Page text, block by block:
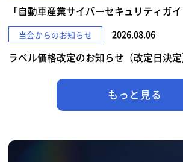
「自動車産業サイバーセキュリティガ
当会からのお知らせ 2026.08.06
ラベル価格改定のお知らせ（改定日決定
もっと見る